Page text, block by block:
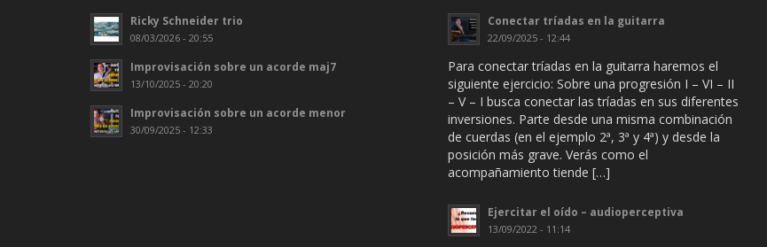
Ricky Schneider trio
08/03/2026 - 20:55
Improvisación sobre un acorde maj7
13/10/2025 - 20:20
Improvisación sobre un acorde menor
30/09/2025 - 12:33
Conectar tríadas en la guitarra
22/09/2025 - 12:44
Para conectar tríadas en la guitarra haremos el
siguiente ejercicio: Sobre una progresión I – VI – II
– V – I busca conectar las tríadas en sus diferentes
inversiones. Parte desde una misma combinación
de cuerdas (en el ejemplo 2ª, 3ª y 4ª) y desde la
posición más grave. Verás como el
acompañamiento tiende […]
Ejercitar el oído – audioperceptiva
13/09/2022 - 11:14